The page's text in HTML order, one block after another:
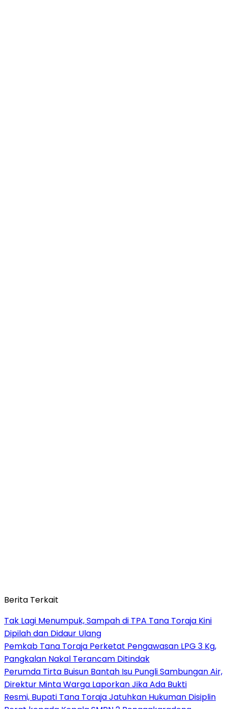
Berita Terkait
Tak Lagi Menumpuk, Sampah di TPA Tana Toraja Kini
Dipilah dan Didaur Ulang
Pemkab Tana Toraja Perketat Pengawasan LPG 3 Kg,
Pangkalan Nakal Terancam Ditindak
Perumda Tirta Buisun Bantah Isu Pungli Sambungan Air,
Direktur Minta Warga Laporkan Jika Ada Bukti
Resmi, Bupati Tana Toraja Jatuhkan Hukuman Disiplin